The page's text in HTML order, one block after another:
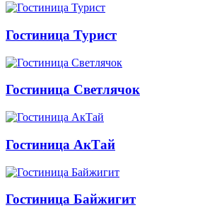
Гостиница Турист
Гостиница Светлячок
Гостиница АкТай
Гостиница Байжигит